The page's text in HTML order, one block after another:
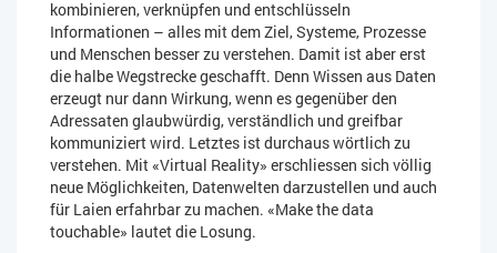
kombinieren, verknüpfen und entschlüsseln
Informationen – alles mit dem Ziel, Systeme, Prozesse
und Menschen besser zu verstehen. Damit ist aber erst
die halbe Wegstrecke geschafft. Denn Wissen aus Daten
erzeugt nur dann Wirkung, wenn es gegenüber den
Adressaten glaubwürdig, verständlich und greifbar
kommuniziert wird. Letztes ist durchaus wörtlich zu
verstehen. Mit «Virtual Reality» erschliessen sich völlig
neue Möglichkeiten, Datenwelten darzustellen und auch
für Laien erfahrbar zu machen. «Make the data
touchable» lautet die Losung.